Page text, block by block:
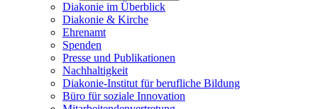
Diakonie im Überblick
Diakonie & Kirche
Ehrenamt
Spenden
Presse und Publikationen
Nachhaltigkeit
Diakonie-Institut für berufliche Bildung
Büro für soziale Innovation